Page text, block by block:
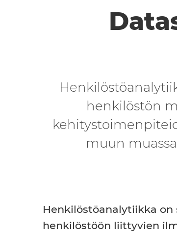
henkilöstön
muun
Henkilöstöanalytiikka
henkilöstöön liittyvien